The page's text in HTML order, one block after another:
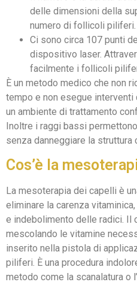
delle dimensioni della
numero di follicoli piliferi.
Ci sono circa 107 punti
dispositivo laser.
facilmente i follicoli
È un metodo medico che non
tempo e non esegue
un ambiente di trattamento
Inoltre i raggi bassi
senza danneggiare la struttura
Cos’è la
La mesoterapia dei capelli è
eliminare la carenza
e indebolimento delle radici. Il
mescolando le vitamine
inserito nella pistola di
piliferi. È una procedura
metodo come la scanalatura o